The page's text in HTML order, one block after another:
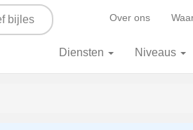
bijles Over ons
Diensten Niveaus